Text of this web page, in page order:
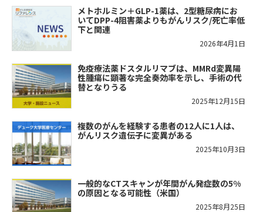
メトホルミン＋GLP-1薬は、2型糖尿病にお
いてDPP-4阻害薬よりもがんリスク/死亡率低
下と関連
2026年4月1日
免疫療法薬ドスタルリマブは、MMRd変異陽
性腫瘍に顕著な完全奏効率を示し、手術の代
替となりうる
2025年12月15日
複数のがんを経験する患者の12人に1人は、
がんリスク遺伝子に変異がある
2025年10月3日
一般的なCTスキャンが年間がん発症数の5%
の原因となる可能性（米国）
2025年8月25日